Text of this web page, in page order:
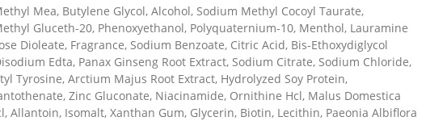
Mea, Butylene Glycol, Alcohol, Sodium Methyl Cocoyl Taurate,
Gluceth-20, Phenoxyethanol, Polyquaternium-10, Menthol, Lauramine
Dioleate, Fragrance, Sodium Benzoate, Citric Acid, Bis-Ethoxydiglycol
Edta, Panax Ginseng Root Extract, Sodium Citrate, Sodium Chloride,
Tyrosine, Arctium Majus Root Extract, Hydrolyzed Soy Protein,
Zinc Gluconate, Niacinamide, Ornithine Hcl, Malus Domestica
Allantoin, Isomalt, Xanthan Gum, Glycerin, Biotin, Lecithin, Paeonia Albiflora